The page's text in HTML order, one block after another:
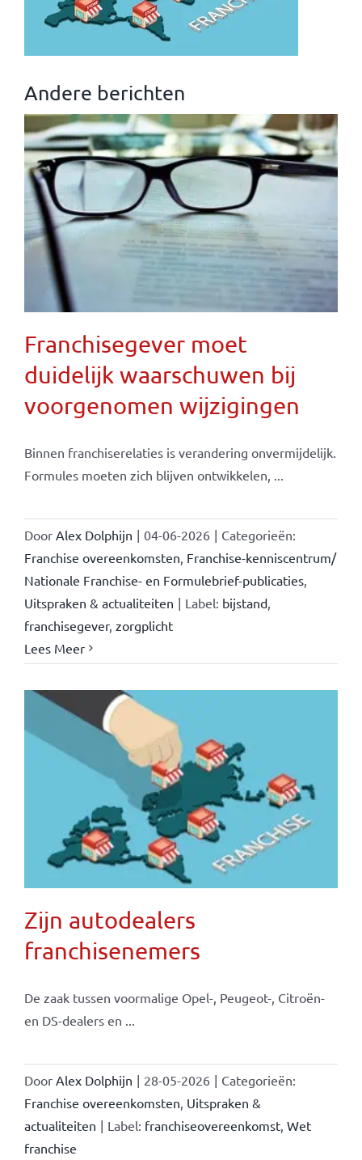
Andere berichten
Franchisegever moet
duidelijk waarschuwen bij
voorgenomen wijzigingen
Binnen franchiserelaties is verandering onvermijdelijk.
Formules moeten zich blijven ontwikkelen, ...
Door Alex Dolphijn | 04-06-2026 | Categorieën:
Franchise overeenkomsten Franchise-kenniscentrum/
Nationale Franchise- en Formulebrief-publicaties,
Uitspraken & actualiteiten | Label: bijstand,
franchisegever, zorgplicht
Lees Meer
Zijn autodealers
franchisenemers
De zaak tussen voormalige Opel-, Peugeot-, Citroën-
en DS-dealers en ...
Door Alex Dolphijn | 28-05-2026 | Categorieën:
Franchise overeenkomsten Uitspraken &
actualiteiten | Label: franchiseovereenkomst, Wet
franchise